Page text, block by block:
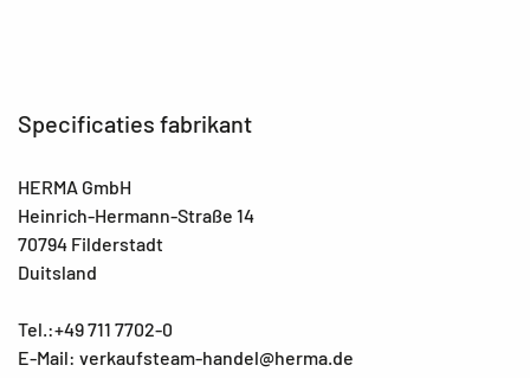
Specificaties fabrikant
HERMA GmbH
Heinrich-Hermann-Straße 14
70794 Filderstadt
Duitsland
Tel.:+49 711 7702-0
E-Mail: verkaufsteam-handel@herma.de